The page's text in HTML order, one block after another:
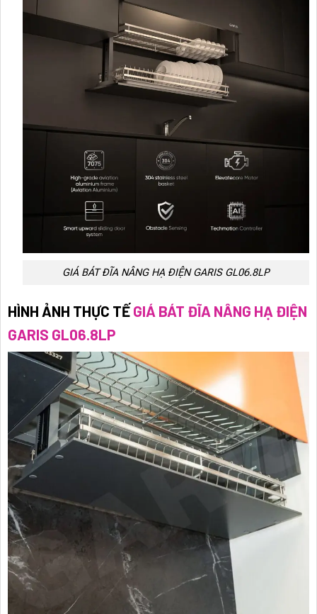
GIÁ BÁT ĐĨA NÂNG HẠ ĐIỆN GARIS GL06.8LP
HÌNH ẢNH THỰC TẾ GIÁ BÁT ĐĨA NÂNG HẠ ĐIỆN
GARIS GL06.8LP